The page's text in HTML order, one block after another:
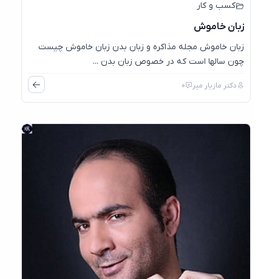
کسب و کار
زبان خاموش
زبان خاموش مجله مذاکره و زبان بدن زبان خاموش چیست
چون سالها است که در خصوص زبان بدن ...
دکتر مازیار میر 0